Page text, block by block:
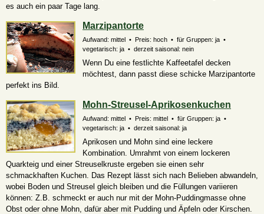
es auch ein paar Tage lang.
Marzipantorte
Aufwand: mittel • Preis: hoch • für Gruppen: ja •
vegetarisch: ja • derzeit saisonal: nein
Wenn Du eine festlichte Kaffeetafel decken
möchtest, dann passt diese schicke Marzipantorte
perfekt ins Bild.
Mohn-Streusel-Aprikosenkuchen
Aufwand: mittel • Preis: mittel • für Gruppen: ja •
vegetarisch: ja • derzeit saisonal: ja
Aprikosen und Mohn sind eine leckere
Kombination. Umrahmt von einem lockeren
Quarkteig und einer Streuselkruste ergeben sie einen sehr
schmackhaften Kuchen. Das Rezept lässt sich nach Belieben abwandeln,
wobei Boden und Streusel gleich bleiben und die Füllungen variieren
können: Z.B. schmeckt er auch nur mit der Mohn-Puddingmasse ohne
Obst oder ohne Mohn, dafür aber mit Pudding und Äpfeln oder Kirschen.